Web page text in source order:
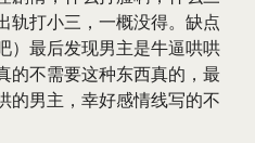
轨打小三，一概没得。缺点
）最后发现男主是牛逼哄哄
不需要这种东西真的，最
的男主，幸好感情线写的不